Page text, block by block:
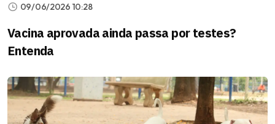
09/06/2026 10:28
Vacina aprovada ainda passa por testes?
Entenda